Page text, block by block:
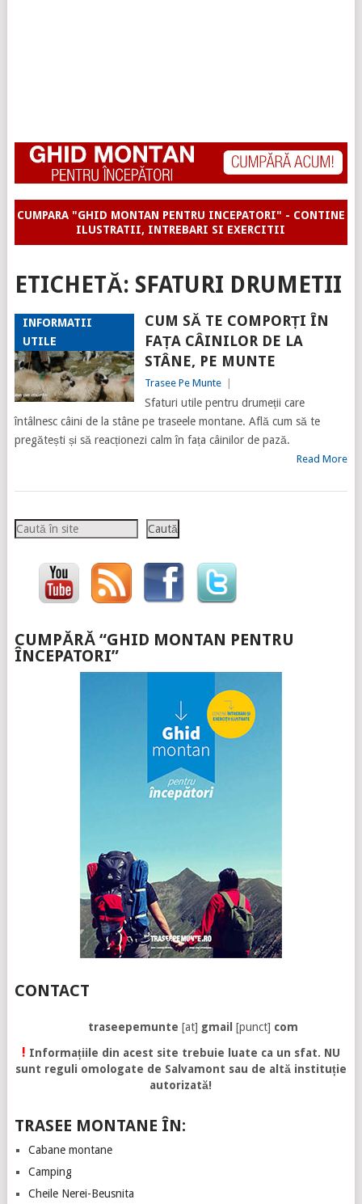
CUMPARA "GHID MONTAN PENTRU INCEPATORI" - CONTINE
ILUSTRATII, INTREBARI SI EXERCITII
ETICHETĂ: SFATURI DRUMETII
INFORMATII
UTILE
CUM SĂ TE COMPORȚI ÎN
FAȚA CÂINILOR DE LA
STÂNE, PE MUNTE
Trasee Pe Munte
Sfaturi utile pentru drumeții care
întâlnesc câini de la stâne pe traseele montane. Află cum să te
pregătești și să reacționezi calm în fața câinilor de pază.
Read More
Caută Caută
CUMPĂRĂ “GHID MONTAN PENTRU
ÎNCEPATORI”
CONTACT
traseepemunte [at] gmail [punct] com
! Informațiile din acest site trebuie luate ca un sfat. NU
sunt reguli omologate de Salvamont sau de altă instituție
autorizată!
TRASEE MONTANE ÎN:
Cabane montane
Camping
Cheile Nerei-Beusnita